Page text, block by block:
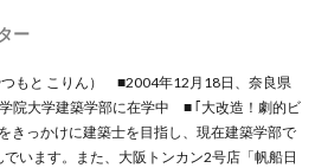
ー
つもと こりん） ■2004年12月18日、奈良県
院大学建築学部に在学中 ■ ｢大改造！劇的ビ
きっかけに建築士を目指し、現在建築学部で
います。また、大阪トンカン2号店「帆船日